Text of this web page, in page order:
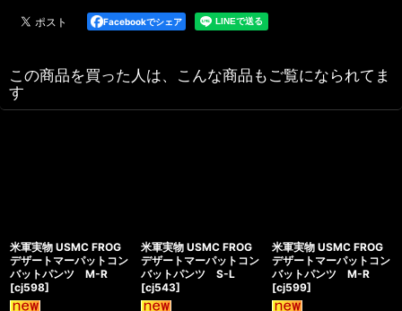
Facebookでシェア
この商品を買った人は、こんな商品もご覧になられてま
す
米軍実物 USMC FROG
デザートマーパットコン
バットパンツ M-R
[cj598]
米軍実物 USMC FROG
デザートマーパットコン
バットパンツ S-L
[cj543]
米軍実物 USMC FROG
デザートマーパットコン
バットパンツ M-R
[cj599]